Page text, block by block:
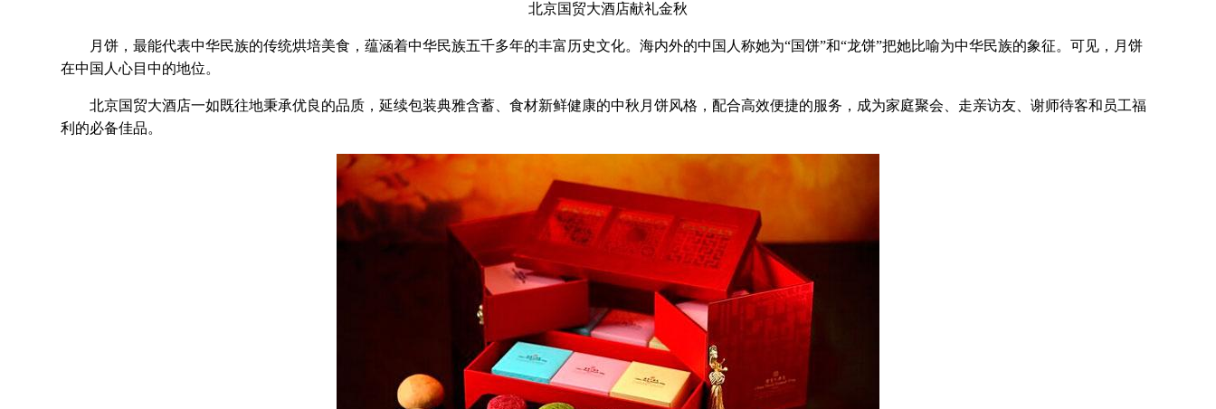
北京国贸大酒店献礼金秋
月饼，最能代表中华民族的传统烘培美食，蕴涵着中华民族五千多年的丰富历史文化。海内外的中国人称她为“国饼”和“龙饼”把她比喻为中华民族的象征。可见，月饼
在中国人心目中的地位。
北京国贸大酒店一如既往地秉承优良的品质，延续包装典雅含蓄、食材新鲜健康的中秋月饼风格，配合高效便捷的服务，成为家庭聚会、走亲访友、谢师待客和员工福
利的必备佳品。